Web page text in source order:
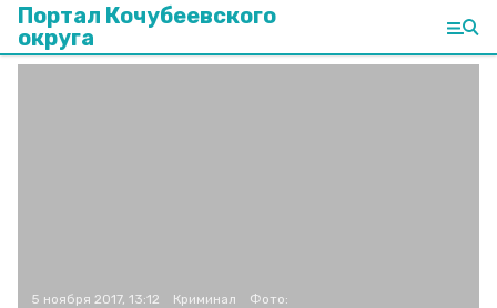
Портал Кочубеевского
округа
5 ноября 2017, 13:12 Криминал Фото: